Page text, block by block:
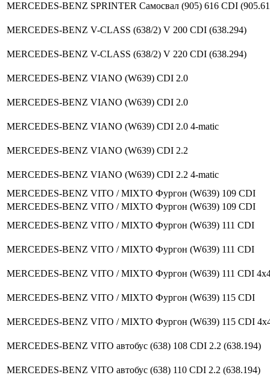
MERCEDES-BENZ SPRINTER Самосвал (905) 616 CDI
MERCEDES-BENZ V-CLASS (638/2) V 200 CDI (638.294)
MERCEDES-BENZ V-CLASS (638/2) V 220 CDI (638.294)
MERCEDES-BENZ VIANO (W639) CDI 2.0
MERCEDES-BENZ VIANO (W639) CDI 2.0
MERCEDES-BENZ VIANO (W639) CDI 2.0 4-matic
MERCEDES-BENZ VIANO (W639) CDI 2.2
MERCEDES-BENZ VIANO (W639) CDI 2.2 4-matic
MERCEDES-BENZ VITO / MIXTO Фургон (W639) 109 CDI
MERCEDES-BENZ VITO / MIXTO Фургон (W639) 109 CDI
MERCEDES-BENZ VITO / MIXTO Фургон (W639) 111 CDI
MERCEDES-BENZ VITO / MIXTO Фургон (W639) 111 CDI
MERCEDES-BENZ VITO / MIXTO Фургон (W639) 111 CDI
MERCEDES-BENZ VITO / MIXTO Фургон (W639) 115 CDI
MERCEDES-BENZ VITO / MIXTO Фургон (W639) 115 CDI
MERCEDES-BENZ VITO автобус (638) 108 CDI 2.2 (638.194)
MERCEDES-BENZ VITO автобус (638) 110 CDI 2.2 (638.194)